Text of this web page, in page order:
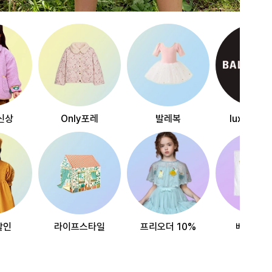
상 Only포레
라이프스타일
발레복
프리오더 10% 베스트리